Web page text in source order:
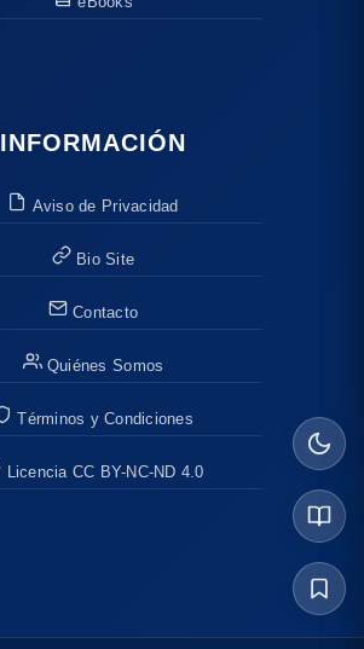
INFORMACIÓN
Aviso de Privacidad
Bio Site
Contacto
Quiénes Somos
Términos y Condiciones
Licencia CC BY-NC-ND 4.0